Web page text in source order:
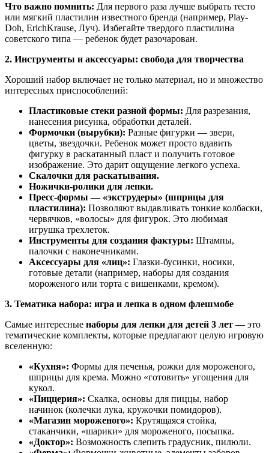
Что важно помнить: Для первого раза лучше выбрать тесто
или мягкий пластилин известного бренда (например, Play-
Doh, ErichKrause, Луч). Избегайте твердого пластилина
советского типа — ребенок будет разочарован.
2. Инструменты и аксессуары: свобода для творчества
Хороший набор включает не только материал, но и множество
интересных приспособлений:
Пластиковые стеки разной формы: Для разрезания,
нанесения рисунка, обработки деталей.
Формочки (вырубки): Разные фигурки — звери,
цветы, звездочки. Ребенок может просто вдавить
фигурку в раскатанный пласт и получить готовое
изображение. Это дарит ощущение легкого успеха.
Скалочки для раскатывания.
Ножички-ролики для лепки.
Пресс-формы — «экструдеры» (шприцы для
пластилина): Позволяют выдавливать тонкие колбаски,
червячков, «волосы» для фигурок. Это любимая
игрушка трехлеток.
Инструменты для создания фактуры: Штампы,
палочки с наконечниками.
Аксессуары для «лиц»: Глазки-бусинки, носики,
готовые детали (например, наборы для создания
мороженого или торта с вишенками, кремом).
3. Тематика набора: игра и лепка в одном флешмобе
Самые интересные наборы для лепки для детей 3 лет — это
тематические комплекты, которые предлагают целую игровую
вселенную:
«Кухня»: Формы для печенья, рожки для мороженого,
шприцы для крема. Можно «готовить» угощения для
кукол.
«Пиццерия»: Скалка, основы для пиццы, набор
начинок (колечки лука, кружочки помидоров).
«Магазин мороженого»: Крутящаяся стойка,
стаканчики, «шарики» для мороженого, посыпка.
«Доктор»: Возможность слепить градусник, пилюли.